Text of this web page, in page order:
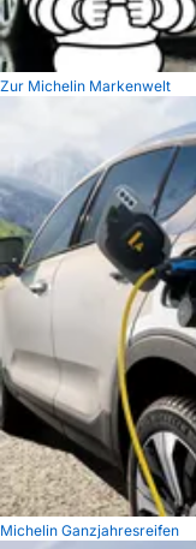
Zur Michelin Markenwelt
Michelin Ganzjahresreifen